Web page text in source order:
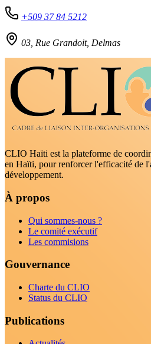
+509 37 84 5212
03, Rue Grandoit, Delmas
CLIO Haïti est la plateforme de
en Haïti, pour renforcer l'efficacité de
développement.
À propos
Qui sommes-nous ?
Le comité exécutif
Les commisions
Gouvernance
Charte du CLIO
Status du CLIO
Publications